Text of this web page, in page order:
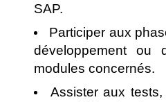
SAP.
Participer aux
développement ou
modules concernés.
Assister aux